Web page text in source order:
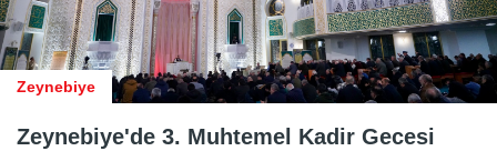
Zeynebiye
Zeynebiye'de 3. Muhtemel Kadir Gecesi